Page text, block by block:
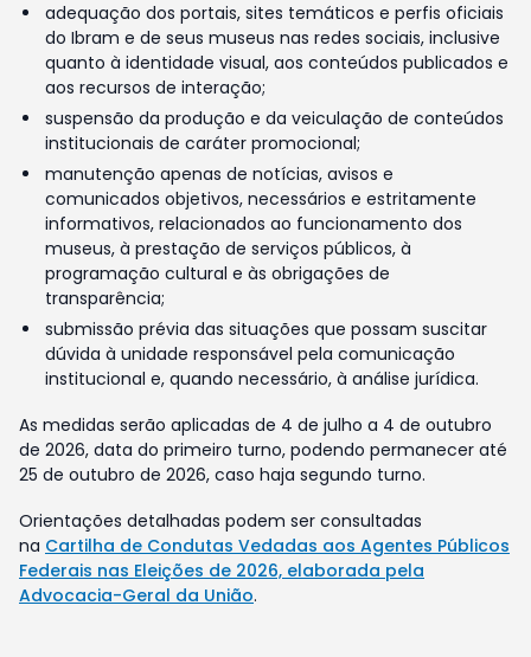
adequação dos portais, sites temáticos e perfis oficiais
do Ibram e de seus museus nas redes sociais, inclusive
quanto à identidade visual, aos conteúdos publicados e
aos recursos de interação;
suspensão da produção e da veiculação de conteúdos
institucionais de caráter promocional;
manutenção apenas de notícias, avisos e
comunicados objetivos, necessários e estritamente
informativos, relacionados ao funcionamento dos
museus, à prestação de serviços públicos, à
programação cultural e às obrigações de
transparência;
submissão prévia das situações que possam suscitar
dúvida à unidade responsável pela comunicação
institucional e, quando necessário, à análise jurídica.
As medidas serão aplicadas de 4 de julho a 4 de outubro
de 2026, data do primeiro turno, podendo permanecer até
25 de outubro de 2026, caso haja segundo turno.
Orientações detalhadas podem ser consultadas
na Cartilha de Condutas Vedadas aos Agentes Públicos
Federais nas Eleições de 2026, elaborada pela
Advocacia-Geral da União.